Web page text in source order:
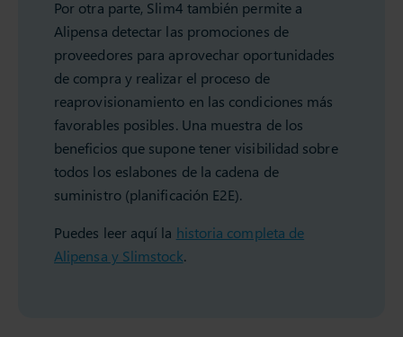
Por otra parte, Slim4 también permite a
Alipensa detectar las promociones de
proveedores para aprovechar oportunidades
de compra y realizar el proceso de
reaprovisionamiento en las condiciones más
favorables posibles. Una muestra de los
beneficios que supone tener visibilidad sobre
todos los eslabones de la cadena de
suministro (planificación E2E).
Puedes leer aquí la historia completa de
Alipensa y Slimstock.